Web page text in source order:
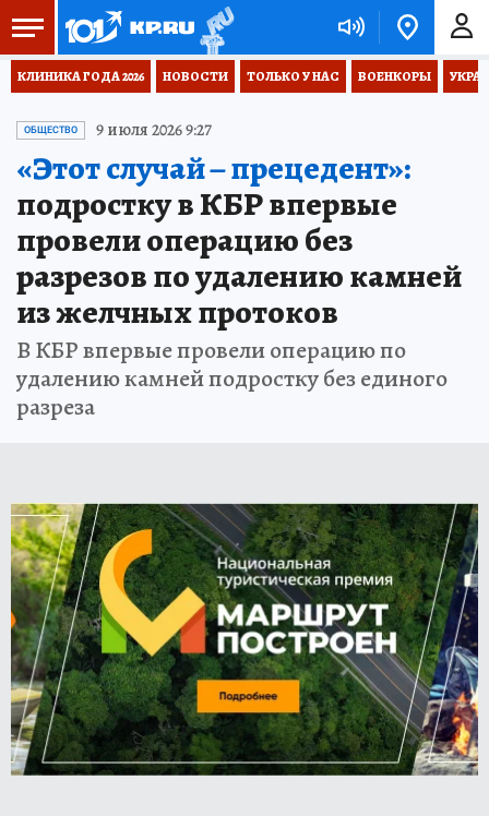
КЛИНИКА ГОДА 2026 НОВОСТИ ТОЛЬКО У НАС ВОЕНКОРЫ
ОБЩЕСТВО 9 июля 2026 9:27
«Этот случай – прецедент»:
подростку в КБР впервые
провели операцию без
разрезов по удалению камней
из желчных протоков
В КБР впервые провели операцию по
удалению камней подростку без единого
разреза